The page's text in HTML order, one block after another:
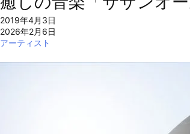
2019年4月3日
2026年2月6日
アーティスト